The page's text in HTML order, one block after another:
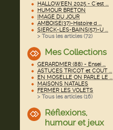
HALLOWEEN 2025 - C'est ...
HUMOUR BRETON
IMAGE DU JOUR
AMBOISE(37)-Histoire d ...
SIERCK-LES-BAINS(57)-U ...
> Tous les articles (72)
Mes Collections
GERARDMER (88) - Ensei ...
ASTUCES TRICOT et COUT ...
EN MOSELLE ON PARLE LE ...
MAISONS NATALES
FERMER LES VOLETS
> Tous les articles (16)
Réflexions,
humour et jeux